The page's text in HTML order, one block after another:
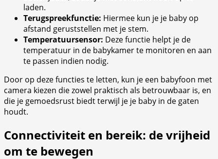
laden.
Terugspreekfunctie: Hiermee kun je je baby op
afstand geruststellen met je stem.
Temperatuursensor: Deze functie helpt je de
temperatuur in de babykamer te monitoren en aan
te passen indien nodig.
Door op deze functies te letten, kun je een babyfoon met
camera kiezen die zowel praktisch als betrouwbaar is, en
die je gemoedsrust biedt terwijl je je baby in de gaten
houdt.
Connectiviteit en bereik: de vrijheid
om te bewegen